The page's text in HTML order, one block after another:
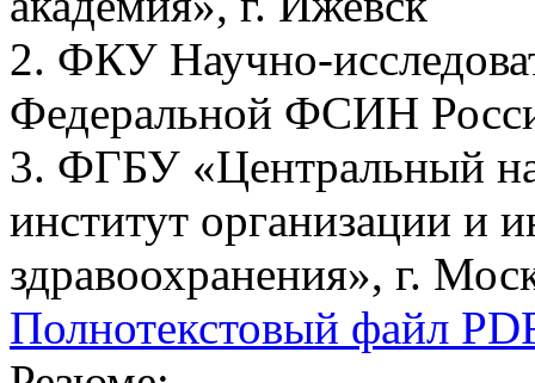
2. ФКУ Научно-
Федеральной ФСИН
3. ФГБУ «Центральный
институт организации и
здравоохранения», г.
Полнотекстовый файл